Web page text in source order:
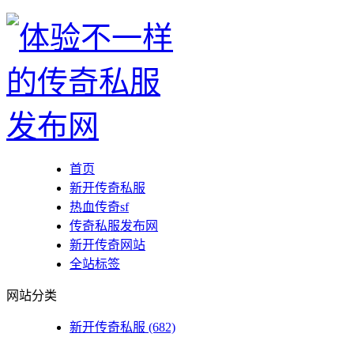
首页
新开传奇私服
热血传奇sf
传奇私服发布网
新开传奇网站
全站标签
网站分类
新开传奇私服 (682)